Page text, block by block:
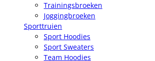
Trainingsbroeken
Joggingbroeken
Sporttruien
Sport Hoodies
Sport Sweaters
Team Hoodies